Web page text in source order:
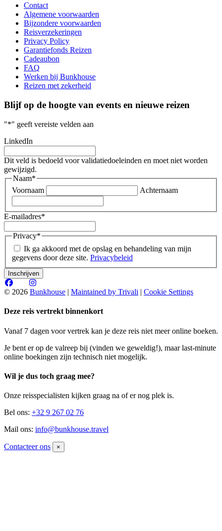
Contact
Algemene voorwaarden
Bijzondere voorwaarden
Reisverzekeringen
Privacy Policy
Garantiefonds Reizen
Cadeaubon
FAQ
Werken bij Bunkhouse
Reizen met zekerheid
Blijf op de hoogte van events en nieuwe reizen
"*" geeft vereiste velden aan
LinkedIn
Dit veld is bedoeld voor validatiedoeleinden en moet niet worden
gewijzigd.
Naam*
Voornaam
Achternaam
E-mailadres*
Privacy*
Ik ga akkoord met de opslag en behandeling van mijn
gegevens door deze site. Privacybeleid
© 2026 Bunkhouse | Maintained by Trivali | Cookie Settings
Deze reis vertrekt binnenkort
Vanaf 7 dagen voor vertrek kan je deze reis niet meer online boeken.
Je bent er op de valreep bij (vinden we geweldig!), maar last-minute
online boekingen zijn technisch niet mogelijk.
Wil je dus toch graag mee?
Onze reisspecialisten kijken graag na of er nog plek is.
Bel ons: +32 9 267 02 76
Mail ons: info@bunkhouse.travel
Contacteer ons ×